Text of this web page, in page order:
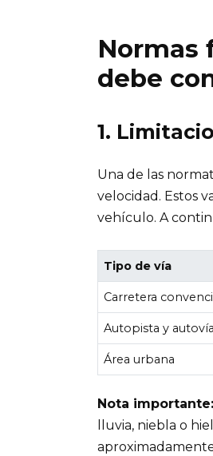
Normas
debe
1.
Una de las
velocidad. Estos
vehículo. A
Tipo de vía
Carretera
Autopista y autovía
Área urbana
Nota importante:
lluvia, niebla o